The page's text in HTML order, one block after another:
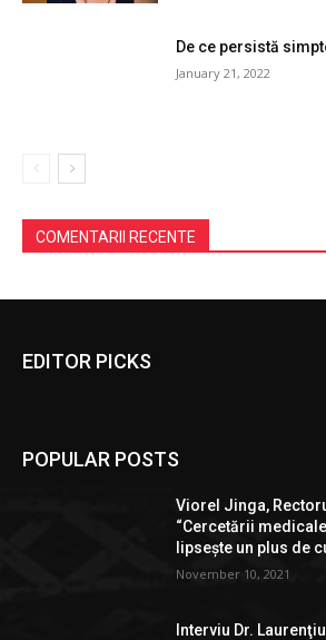
De ce persistă
January 21, 2022
COMENTARII RECENTE
EDITOR PICKS
POPULAR POSTS
Viorel Jinga,
“Cercetării
lipsește un plus de
November 10, 2021
Interviu Dr.